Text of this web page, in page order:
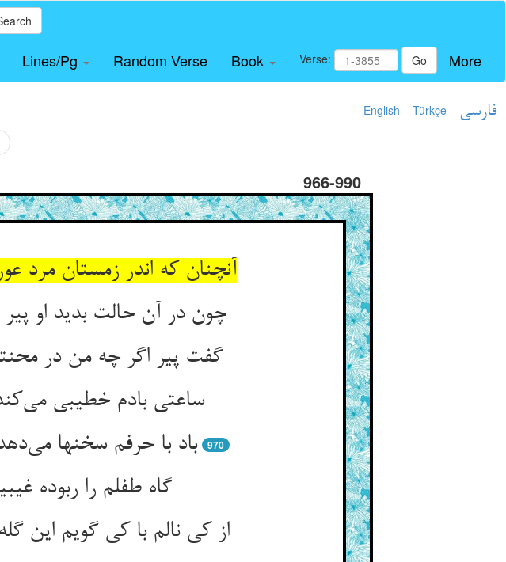
Lines/Pg Random Verse Book Verse: Go More
English Türkçe فارسی
966-990
آنچنان که اندر زمستان مرد
چون در آن حالت بدید او
گفت پیر اگر چه من در
ساعتی بادم خطیبی
باد با حرفم سخنها
970
گاه طفلم را ربوده
از کی نالم با کی گویم این